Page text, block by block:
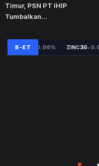
Timur, PSN PT IHIP
Tumbalkan...